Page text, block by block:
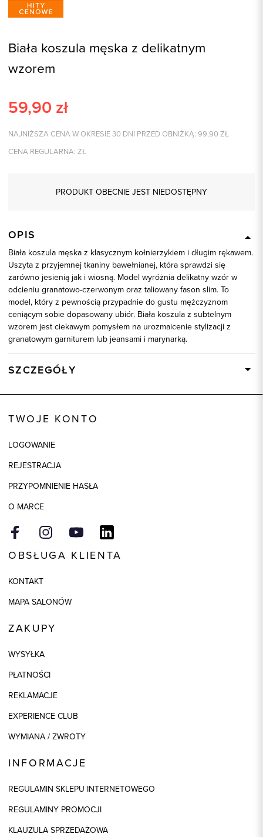
Biała koszula męska z delikatnym
wzorem
59,90 zł
NAJNIŻSZA CENA W OKRESIE 30 DNI PRZED OBNIŻKĄ: 99,90 ZŁ
CENA REGULARNA: ZŁ
PRODUKT OBECNIE JEST NIEDOSTĘPNY
OPIS
Biała koszula męska z klasycznym kołnierzykiem i długim rękawem.
Uszyta z przyjemnej tkaniny bawełnianej, która sprawdzi się
zarówno jesienią jak i wiosną. Model wyróżnia delikatny wzór w
odcieniu granatowo-czerwonym oraz taliowany fason slim. To
model, który z pewnością przypadnie do gustu mężczyznom
ceniącym sobie dopasowany ubiór. Biała koszula z subtelnym
wzorem jest ciekawym pomysłem na urozmaicenie stylizacji z
granatowym garniturem lub jeansami i marynarką.
SZCZEGÓŁY
Skład tkaniny
Model
TWOJE KONTO
LOGOWANIE
REJESTRACJA
PRZYPOMNIENIE HASŁA
O MARCE
OBSŁUGA KLIENTA
KONTAKT
MAPA SALONÓW
ZAKUPY
WYSYŁKA
PŁATNOŚCI
REKLAMACJE
EXPERIENCE CLUB
WYMIANA / ZWROTY
INFORMACJE
REGULAMIN SKLEPU INTERNETOWEGO
REGULAMINY PROMOCJI
KLAUZULA SPRZEDAŻOWA